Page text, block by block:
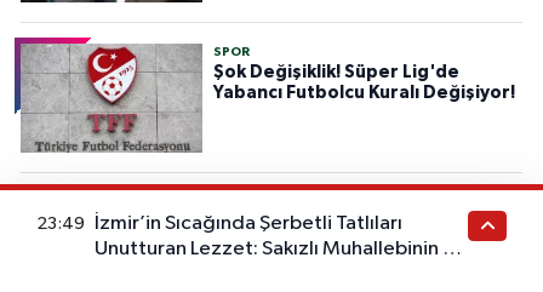
SPOR
Şok Değişiklik! Süper Lig'de
Yabancı Futbolcu Kuralı Değişiyor!
Bankalar Emekliler İçin Savaş İlan
Etti! 30 Bin TL'ye Kadar Yükselen
23:49
İzmir’in Sıcağında Şerbetli Tatlıları
Unutturan Lezzet: Sakızlı Muhallebinin Bu